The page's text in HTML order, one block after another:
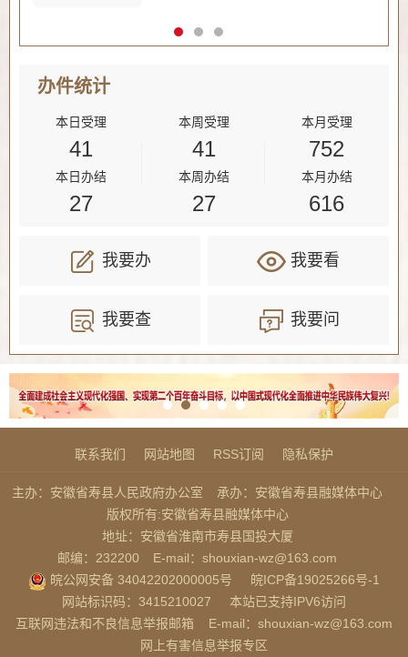
办件统计
本日受理
41
本日办结
27
本周受理
41
本周办结
27
本月受理
752
本月办结
616
我要办 我要看
我要查 我要问
联系我们 网站地图 RSS订阅 隐私保护
主办：安徽省寿县人民政府办公室
承办：安徽省寿县融媒体中心
版权所有:安徽省寿县融媒体中心
地址：安徽省淮南市寿县国投大厦
邮编：232200
E-mail：shouxian-wz@163.com
皖公网安备 34042202000005号
皖ICP备19025266号-1
网站标识码：3415210027
本站已支持IPV6访问
互联网违法和不良信息举报邮箱
E-mail：shouxian-wz@163.com
网上有害信息举报专区